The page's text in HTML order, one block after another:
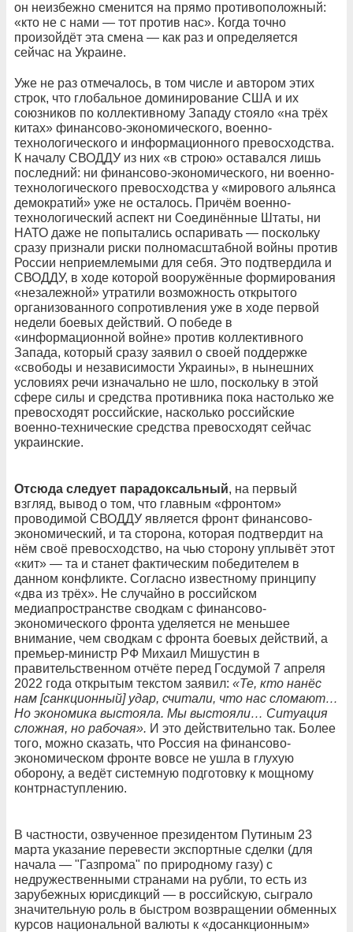
он неизбежно сменится на прямо противоположный:
«кто не с нами — тот против нас». Когда точно
произойдёт эта смена — как раз и определяется
сейчас на Украине.
Уже не раз отмечалось, в том числе и автором этих
строк, что глобальное доминирование США и их
союзников по коллективному Западу стояло «на трёх
китах» финансово-экономического, военно-
технологического и информационного превосходства.
К началу СВОДДУ из них «в строю» оставался лишь
последний: ни финансово-экономического, ни военно-
технологического превосходства у «мирового альянса
демократий» уже не осталось. Причём военно-
технологический аспект ни Соединённые Штаты, ни
НАТО даже не попытались оспаривать — поскольку
сразу признали риски полномасштабной войны против
России неприемлемыми для себя. Это подтвердила и
СВОДДУ, в ходе которой вооружённые формирования
«незалежной» утратили возможность открытого
организованного сопротивления уже в ходе первой
недели боевых действий. О победе в
«информационной войне» против коллективного
Запада, который сразу заявил о своей поддержке
«свободы и независимости Украины», в нынешних
условиях речи изначально не шло, поскольку в этой
сфере силы и средства противника пока настолько же
превосходят российские, насколько российские
военно-технические средства превосходят сейчас
украинские.
Отсюда следует парадоксальный, на первый
взгляд, вывод о том, что главным «фронтом»
проводимой СВОДДУ является фронт финансово-
экономический, и та сторона, которая подтвердит на
нём своё превосходство, на чью сторону уплывёт этот
«кит» — та и станет фактическим победителем в
данном конфликте. Согласно известному принципу
«два из трёх». Не случайно в российском
медиапространстве сводкам с финансово-
экономического фронта уделяется не меньшее
внимание, чем сводкам с фронта боевых действий, а
премьер-министр РФ Михаил Мишустин в
правительственном отчёте перед Госдумой 7 апреля
2022 года открытым текстом заявил: «Те, кто нанёс
нам [санкционный] удар, считали, что нас сломают…
Но экономика выстояла. Мы выстояли… Ситуация
сложная, но рабочая». И это действительно так. Более
того, можно сказать, что Россия на финансово-
экономическом фронте вовсе не ушла в глухую
оборону, а ведёт системную подготовку к мощному
контрнаступлению.
В частности, озвученное президентом Путиным 23
марта указание перевести экспортные сделки (для
начала — "Газпрома" по природному газу) с
недружественными странами на рубли, то есть из
зарубежных юрисдикций — в российскую, сыграло
значительную роль в быстром возвращении обменных
курсов национальной валюты к «досанкционным»